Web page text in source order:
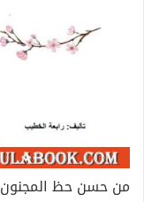
من حسن حظ المجنون